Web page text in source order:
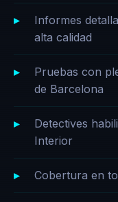
Informes
alta calidad
Pruebas con
de Barcelona
Detectives
Interior
Cobertura en